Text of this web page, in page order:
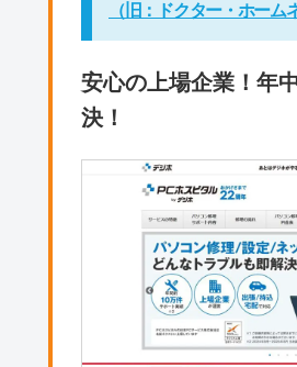
（旧：ドクター・ホーム
安心の上場企業！年
決！